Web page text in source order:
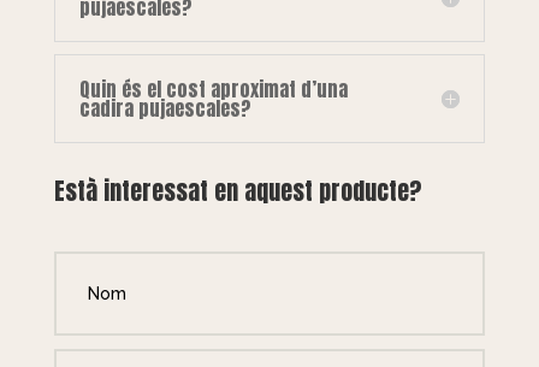
pujaescales?
Quin és el cost aproximat d’una
cadira pujaescales?
Està interessat en aquest producte?